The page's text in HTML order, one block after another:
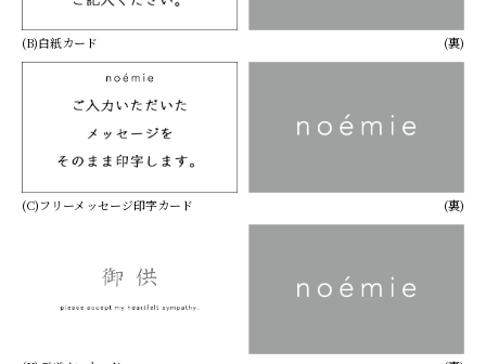
(B)白紙カード (裏)
(C)フリーメッセージ印字カード (裏)